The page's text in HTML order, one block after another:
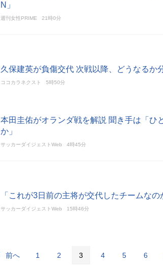
N」
週刊女性PRIME 21時0分
久保建英が負傷交代 次戦以降、どうなるか
ココカラネクスト 5時50分
本田圭佑がオランダ戦を解説 聞き手は「ひ
か」
サッカーダイジェストWeb 4時45分
「これが3日前の主将が交代したチームな
サッカーダイジェストWeb 15時46分
前へ 1 2 3 4 5 6